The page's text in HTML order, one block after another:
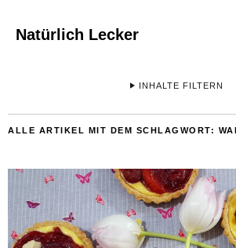
Natürlich Lecker
INHALTE FILTERN
ALLE ARTIKEL MIT DEM SCHLAGWORT: